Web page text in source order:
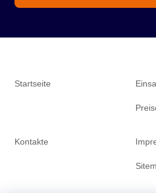
Startseite
Kontakte